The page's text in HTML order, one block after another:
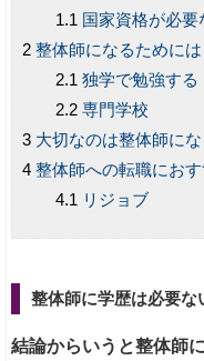
国家資格が必要
整体師になるために
独学で勉強する
専門学校
大切なのは整体師に
整体師への転職にお
リジョブ
整体師に学歴は必要な
結論からいうと整体師